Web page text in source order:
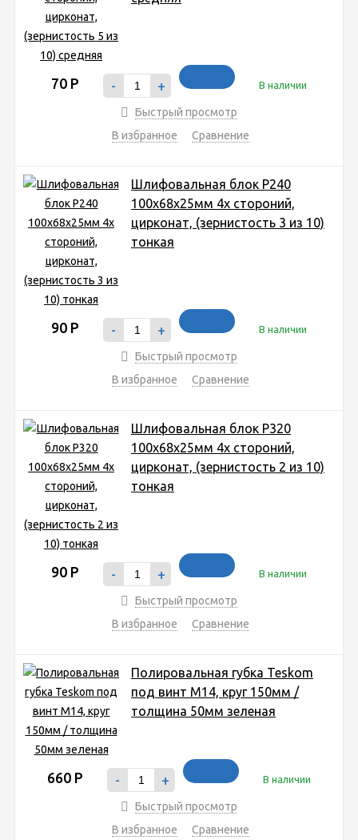
70 Р - + В наличии
Быстрый просмотр
В избранное
Сравнение
Шлифовальная блок P240
100x68x25мм 4х стороний,
цирконат, (зернистость 3 из 10)
тонкая
90 Р - + В наличии
Быстрый просмотр
В избранное
Сравнение
Шлифовальная блок P320
100x68x25мм 4х стороний,
цирконат, (зернистость 2 из 10)
тонкая
90 Р - + В наличии
Быстрый просмотр
В избранное
Сравнение
Полировальная губка Teskom
под винт М14, круг 150мм /
толщина 50мм зеленая
660 Р - + В наличии
Быстрый просмотр
В избранное
Сравнение